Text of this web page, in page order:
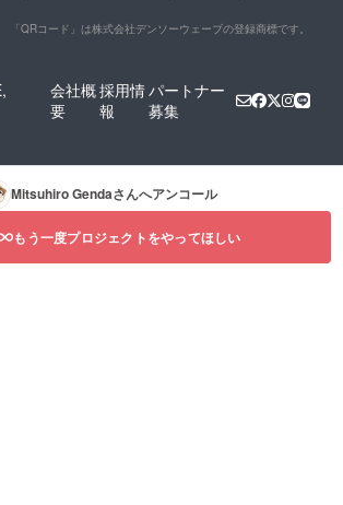
「QRコード」は株式会社デンソーウェーブの登録商標です。
会社概
要
採用情
報
パートナー
募集
Mitsuhiro Gendaさんへアンコール
もう一度プロジェクトをやってほしい